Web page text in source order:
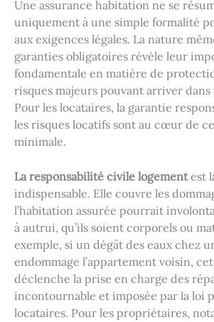
Une assurance habitation ne se
uniquement à une simple formalité
aux exigences légales. La nature
garanties obligatoires révèle leur
fondamentale en matière de
risques majeurs pouvant arriver
Pour les locataires, la garantie
les risques locatifs sont au cœur de
minimale.
La responsabilité civile logementest
indispensable. Elle couvre les
l’habitation assurée pourrait
à autrui, qu’ils soient corporels ou
exemple, si un dégât des eaux chez
endommage l’appartement voisin,
déclenche la prise en charge des
incontournable et imposée par la loi
locataires. Pour les propriétaires,